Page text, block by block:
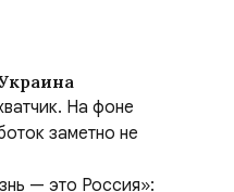
На фоне
заметно не